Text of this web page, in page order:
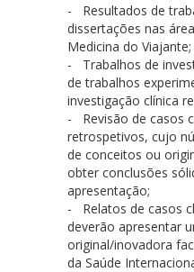
-
Resultados de
dissertações nas
Medicina do Viajante;
-
Trabalhos de
de trabalhos
investigação clínica
-
Revisão de casos
retrospetivos, cujo
de conceitos ou
obter conclusões
apresentação;
-
Relatos de casos
deverão apresentar
original/inovadora
da Saúde